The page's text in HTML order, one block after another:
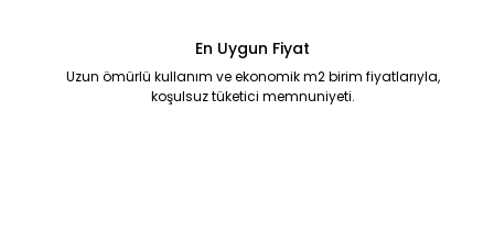
En Uygun Fiyat
Uzun ömürlü kullanım ve ekonomik m2 birim fiyatlarıyla,
koşulsuz tüketici memnuniyeti.